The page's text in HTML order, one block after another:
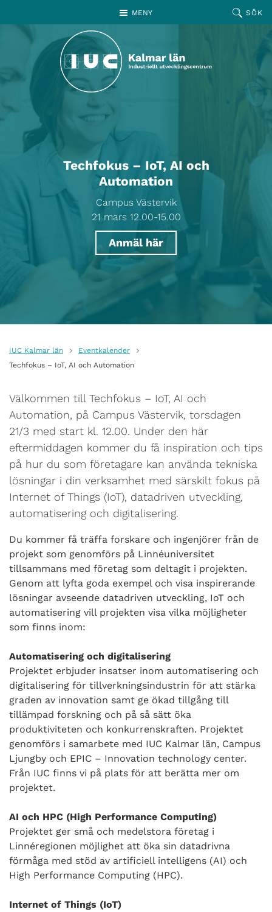
MENY SÖK
Techfokus – IoT, AI och
Automation
Campus Västervik
21 mars 12.00-15.00
Anmäl här
IUC Kalmar län
Eventkalender
Techfokus – IoT, AI och Automation
Välkommen till Techfokus – IoT, AI och
Automation, på Campus Västervik, torsdagen
21/3 med start kl. 12.00. Under den här
eftermiddagen kommer du få inspiration och tips
på hur du som företagare kan använda tekniska
lösningar i din verksamhet med särskilt fokus på
Internet of Things (IoT), datadriven utveckling,
automatisering och digitalisering.
Du kommer få träffa forskare och ingenjörer från de
projekt som genomförs på Linnéuniversitet
tillsammans med företag som deltagit i projekten.
Genom att lyfta goda exempel och visa inspirerande
lösningar avseende datadriven utveckling, IoT och
automatisering vill projekten visa vilka möjligheter
som finns inom:
Automatisering och digitalisering
Projektet erbjuder insatser inom automatisering och
digitalisering för tillverkningsindustrin för att stärka
graden av innovation samt ge ökad tillgång till
tillämpad forskning och på så sätt öka
produktiviteten och konkurrenskraften. Projektet
genomförs i samarbete med IUC Kalmar län, Campus
Ljungby och EPIC – Innovation technology center.
Från IUC finns vi på plats för att berätta mer om
projektet.
AI och HPC (High Performance Computing)
Projektet ger små och medelstora företag i
Linnéregionen möjlighet att öka sin datadrivna
förmåga med stöd av artificiell intelligens (AI) och
High Performance Computing (HPC).
Internet of Things (IoT)